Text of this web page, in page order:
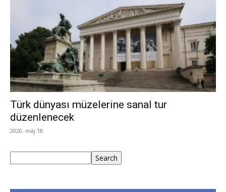
Türk dünyası müzelerine sanal tur
düzenlenecek
2020. máj 18.
Search